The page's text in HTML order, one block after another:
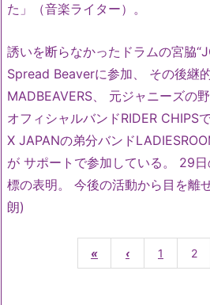
た」（音楽ライター）。
誘いを断らなかったドラムの宮脇
Spread Beaverに参加、 その後継
MADBEAVERS、 元ジャニーズの
オフィシャルバンドRIDER CHIPS
X JAPANの弟分バンド
が サポートで参加している。 29
標の表明。 今後の活動から目を離
朗)
« ‹ 1 2